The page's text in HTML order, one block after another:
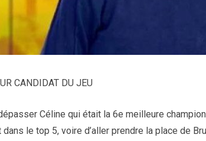
CANDIDAT DU JEU
Céline qui était la 6e meilleure
le top 5, voire d’aller prendre la place de